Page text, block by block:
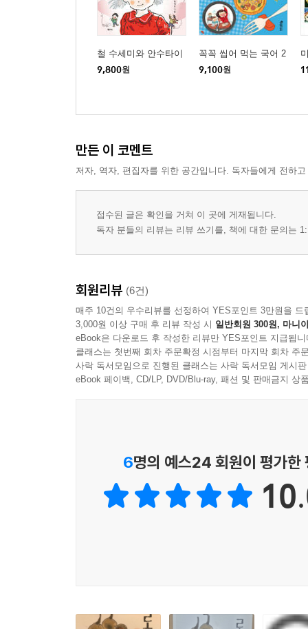
철 수세미와 안수타이
9,800원
꼭꼭 씹어 먹는 국어 2
9,100원
만든 이 코멘트
저자, 역자, 편집자를 위한 공간입니다. 독자들에게 전하
접수된 글은 확인을 거쳐 이 곳에 게재됩니다.
독자 분들의 리뷰는 리뷰 쓰기를, 책에 대한 문의는
회원리뷰 (6건)
매주 10건의 우수리뷰를 선정하여 YES포인트 3만원을 드
3,000원 이상 구매 후 리뷰 작성 시 일반회원 300원, 마니
eBook은 다운로드 후 작성한 리뷰만 YES포인트 지급됩니
클래스는 첫번째 회차 주문확정 시점부터 마지막 회차 주
사락 독서모임으로 진행된 클래스는 사락 독서모임 게시
eBook 페이백, CD/LP, DVD/Blu-ray, 패션 및 판매금지 상
6명의 예스24 회원이 평가한